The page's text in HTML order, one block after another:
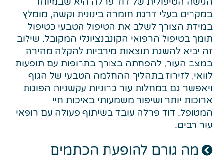
במקרים בעלי דרגת חומרה בינונית וקשה, מומלץ
במידת הצורך לשלב את הטיפול הטבעי כטיפול
תומך בטיפול הרפואי הקונבנציונלי המקובל. שילוב
זה יביא להשגת תוצאות מירביות להקלה מהירה
במצב העור, להפחתה בצורך בתרופות עם תופעות
לוואי, לזירוז בתהליך ההחלמה הטבעי של הגוף
ויאפשר גם במחלות עור כרוניות עקשניות הפוגות
ארוכות יותר ושיפור משמעותי באיכות חיי
המטופל. דוד פרלה עובד בשיתוף פעולה עם רופאי
עור רבים.
מה גורם להופעת הכתמים